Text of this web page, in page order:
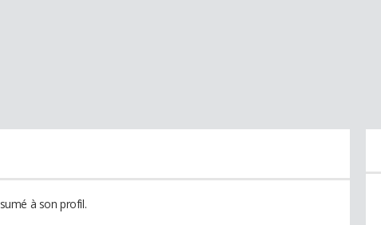
à son profil.